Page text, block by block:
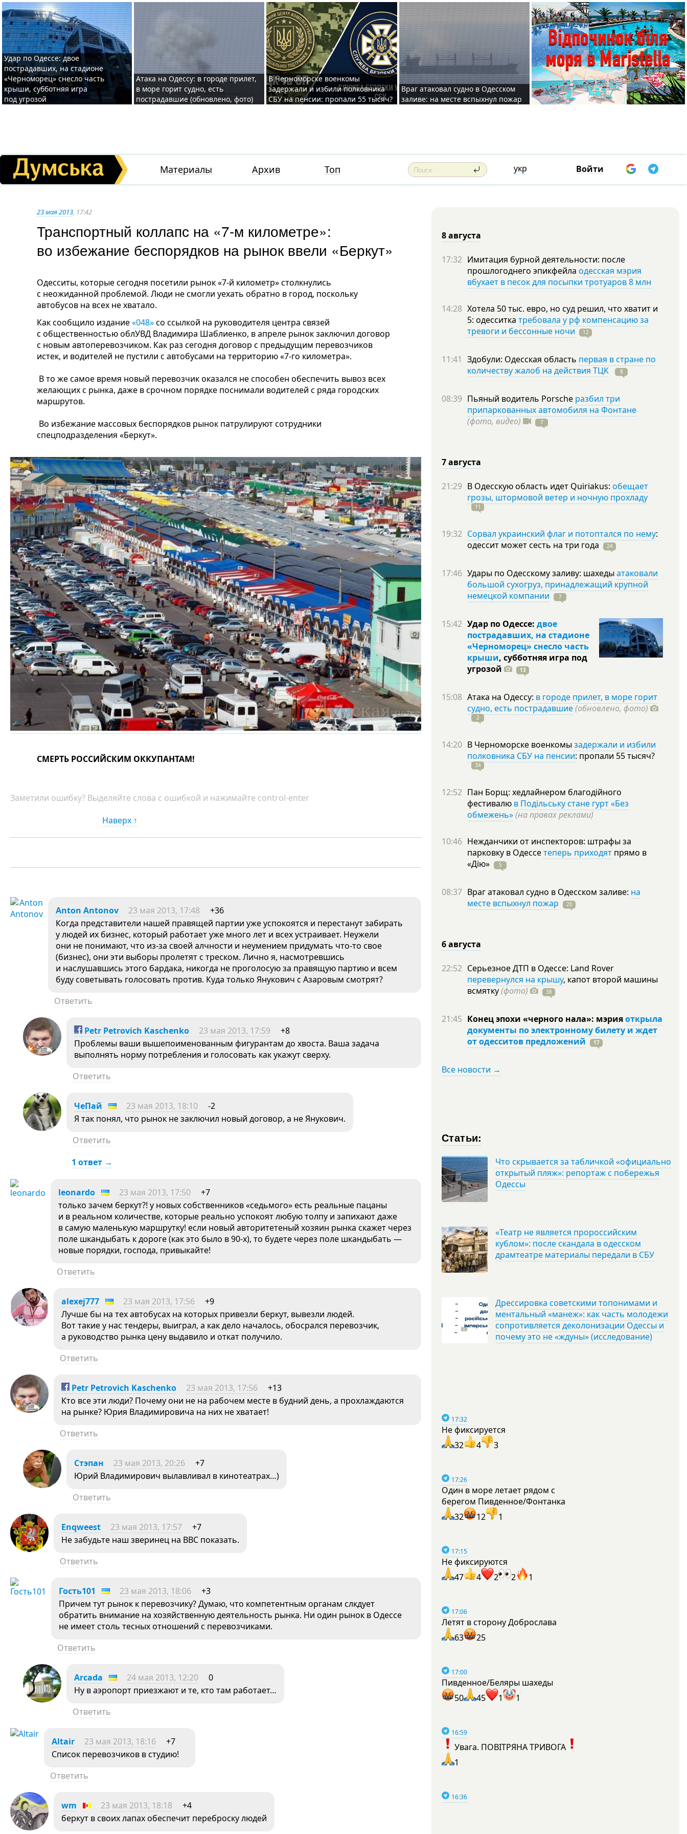
Удар по Одессе: двое
пострадавших, на стадионе
«Черноморец» снесло часть
крыши, субботняя игра
под угрозой
Атака на Одессу: в городе прилет,
в море горит судно, есть
пострадавшие (обновлено, фото)
В Черноморске военкомы
задержали и избили полковника
СБУ на пенсии: пропали 55 тысяч?
Враг атаковал судно в Одесском
заливе: на месте вспыхнул пожар
Материалы Архив Топ укр Войти
23 мая 2013, 17:42
Транспортный коллапс на «7-м километре»:
во избежание беспорядков на рынок ввели «Беркут»
Одесситы, которые сегодня посетили рынок «7-й километр» столкнулись
с неожиданной проблемой. Люди не смогли уехать обратно в город, поскольку
автобусов на всех не хватало.
Как сообщило издание«048»со ссылкой на руководителя центра связей
с общественностью облУВД Владимира Шаблиенко, в апреле рынок заключил договор
с новым автоперевозчиком. Как раз сегодня договор с предыдущим перевозчиков
истек, и водителей не пустили с автобусами на территорию «7-го километра».
В то же самое время новый перевозчик оказался не способен обеспечить вывоз всех
желающих с рынка, даже в срочном порядке поснимали водителей с ряда городских
маршрутов.
Во избежание массовых беспорядков рынок патрулируют сотрудники
спецподразделения «Беркут».
СМЕРТЬ РОССИЙСКИМ ОККУПАНТАМ!
Заметили ошибку? Выделяйте слова с ошибкой и нажимайте control-enter
Наверх ↑
Anton Antonov 23 мая 2013, 17:48
+36
Когда представители нашей правящей партии уже успокоятся и перестанут забирать
у людей их бизнес, который работает уже много лет и всех устраивает. Неужели
они не понимают, что из-за своей алчности и неумением придумать что-то свое
(бизнес), они эти выборы пролетят с треском. Лично я, насмотревшись
и наслушавшись этого бардака, никогда не проголосую за правящую партию и всем
буду советывать голосовать против. Куда только Янукович с Азаровым смотрят?
Ответить
Petr Petrovich Kaschenko 23 мая 2013, 17:59
+8
Проблемы ваши вышепоименованным фигурантам до хвоста. Ваша задача
выполнять норму потребления и голосовать как укажут сверху.
Ответить
ЧеПай 23 мая 2013, 18:10
-2
Я так понял, что рынок не заключил новый договор, а не Янукович.
Ответить
1 ответ →
leonardo 23 мая 2013, 17:50
+7
только зачем беркут?! у новых собственников «седьмого» есть реальные пацаны
и в реальном количестве, которые реально успокоят любую толпу и запихают даже
в самую маленькую маршрутку! если новый авторитетеный хозяин рынка скажет через
поле шкандыбать к дороге (как это было в 90-х), то будете через поле шкандыбать —
новые порядки, господа, привыкайте!
Ответить
alexej777 23 мая 2013, 17:56
+9
Лучше бы на тех автобусах на которых привезли беркут, вывезли людей.
Вот такие у нас тендеры, выиграл, а как дело началось, обосрался перевозчик,
а руководство рынка цену выдавило и откат получило.
Ответить
Petr Petrovich Kaschenko 23 мая 2013, 17:56
+13
Кто все эти люди? Почему они не на рабочем месте в будний день, а прохлаждаются
на рынке? Юрия Владимировича на них не хватает!
Ответить
Стэпан 23 мая 2013, 20:26
+7
Юрий Владимирович вылавливал в кинотеатрах…)
Ответить
Enqweest 23 мая 2013, 17:57
+7
Не забудьте наш зверинец на ВВС показать.
Ответить
Гость101 23 мая 2013, 18:06
+3
Причем тут рынок к перевозчику? Думаю, что компетентным органам слкдует
обратить внимание на хозяйственную деятельность рынка. Ни один рынок в Одессе
не имеет столь тесных отношений с перевозчиками.
Ответить
Arcada 24 мая 2013, 12:20
0
Ну в аэропорт приезжают и те, кто там работает…
Ответить
Altair 23 мая 2013, 18:16
+7
Список перевозчиков в студию!
Ответить
wm 23 мая 2013, 18:18
+4
беркут в своих лапах обеспечит переброску людей
8 августа
17:32 Имитация бурной деятельности: после
прошлогоднего эпикфейла одесская мэрия
вбухает в песок для посыпки тротуаров 8 млн
14:28 Хотела 50 тыс. евро, но суд решил, что хватит и
5: одесситка требовала у рф компенсацию за
тревоги и бессонные ночи
12
11:41 Здобули: Одесская область первая в стране по
количеству жалоб на действия ТЦК
8
08:39 Пьяный водитель Porsche разбил три
припаркованных автомобиля на Фонтане
(фото, видео)
7
7 августа
21:29 В Одесскую область идет Quiriakus: обещает
грозы, штормовой ветер и ночную прохладу
11
19:32 Сорвал украинский флаг и потоптался по нему:
одессит может сесть на три года 24
17:46 Удары по Одесскому заливу: шахеды атаковали
большой сухогруз, принадлежащий крупной
немецкой компании
7
15:42 Удар по Одессе: двое
пострадавших, на стадионе
«Черноморец» снесло часть
крыши, субботняя игра под
угрозой
13
15:08 Атака на Одессу: в городе прилет, в море горит
судно, есть пострадавшие(обновлено, фото)
2
14:20 В Черноморске военкомы задержали и избили
полковника СБУ на пенсии: пропали 55тысяч?
34
12:52 Пан Борщ: хедлайнером благодійного
фестивалю в Подільську стане гурт «Без
обмежень»(на правах реклами)
10:46 Нежданчики от инспекторов: штрафы за
парковку в Одессетеперь приходят прямо в
«Дію»
5
08:37 Враг атаковал судно в Одесском заливе: на
месте вспыхнул пожар
20
6 августа
22:52 Серьезное ДТП в Одессе: Land Rover
перевернулся на крышу, капот второй машины
всмятку(фото) 38
21:45 Конец эпохи «черного нала»: мэрияоткрыла
документы по электронному билету и ждет
от одесситов предложений
17
Все новости →
Статьи:
Что скрывается за табличкой «официально
открытый пляж»: репортаж с побережья
Одессы
«Театр не является пророссийским
кублом»: после скандала в одесском
драмтеатре материалы передали в СБУ
Дрессировка советскими топонимами и
ментальный «манеж»: как часть молодежи
сопротивляется деколонизации Одессы и
почему это не «ждуны» (исследование)
17:32
Не фиксируется
32
4 3
17:26
Один в море летает рядом с
берегом Пивденное/Фонтанка
32
12 1
17:15
Не фиксируются
47
4 2 2 1
17:06
Летят в сторону Доброслава
63
25
17:00
Пивденное/Беляры шахеды
50
45 1 1
16:59
Увага. ПОВІТРЯНА ТРИВОГА
1
16:36